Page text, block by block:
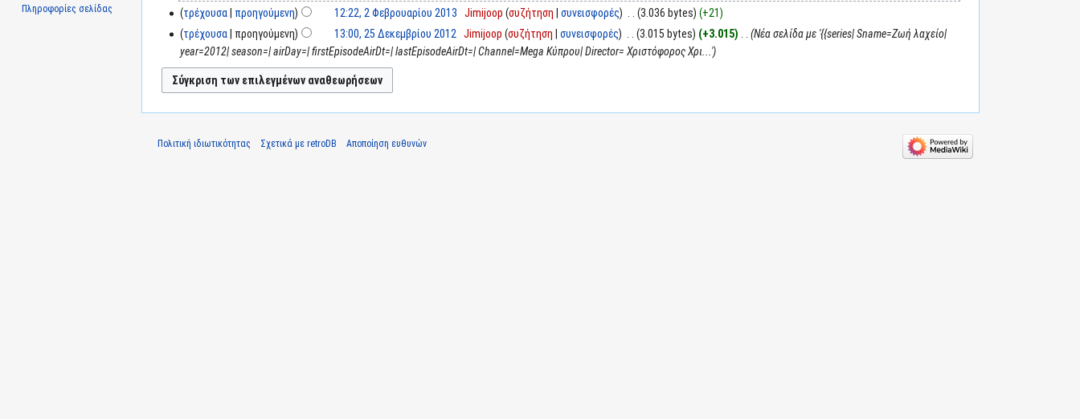
τρέχουσα
προηγούμενη 12:22, 2 Φεβρουαρίου 2013 Jimijoop συζήτηση συνεισφορές 3.036 bytes
+21
τρέχουσα
προηγούμενη 13:00, 25 Δεκεμβρίου 2012 Jimijoop συζήτηση συνεισφορές 3.015 bytes +3.015
Νέα σελίδα με '{{series| Sname=Ζωή λαχείο|
year=2012| season=| airDay=| firstEpisodeAirDt=| lastEpisodeAirDt=| Channel=Mega Κύπρου| Director= Χριστόφορος Χρι...'
Πληροφορίες σελίδας
Πολιτική ιδιωτικότητας Σχετικά με retroDB Αποποίηση ευθυνών